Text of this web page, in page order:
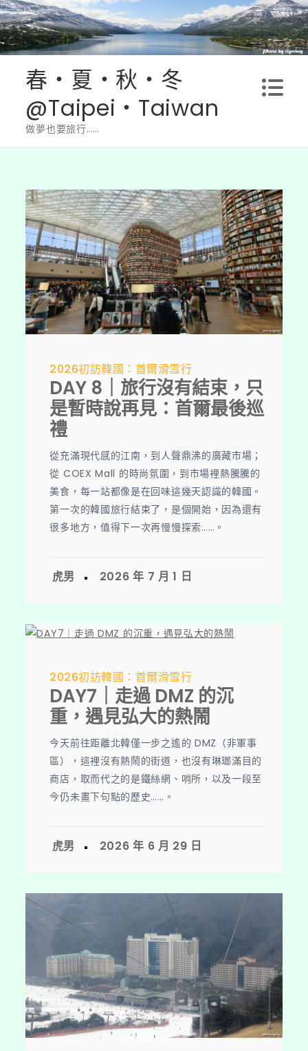
Skip
to
content
春‧夏‧秋‧冬
@Taipei‧Taiwan
做夢也要旅行……
2026初訪韓國：首爾滑雪行
DAY 8｜旅行沒有結束，只
是暫時說再見：首爾最後巡
禮
從充滿現代感的江南，到人聲鼎沸的廣藏市場；
從 COEX Mall 的時尚氛圍，到市場裡熱騰騰的
美食，每一站都像是在回味這幾天認識的韓國。
第一次的韓國旅行結束了，是個開始，因為還有
很多地方，值得下一次再慢慢探索……。
2026初訪韓國：首爾滑雪行
DAY7｜走過 DMZ 的沉
重，遇見弘大的熱鬧
今天前往距離北韓僅一步之遙的 DMZ（非軍事
區），這裡沒有熱鬧的街道，也沒有琳瑯滿目的
商店，取而代之的是鐵絲網、哨所，以及一段至
今仍未畫下句點的歷史……。